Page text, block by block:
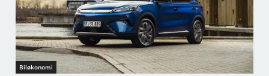
Biløkonomi